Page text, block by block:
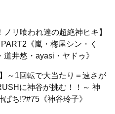
ノリ喰われ達の超絶神ヒキ】
《嵐・梅屋シン・く
道井悠・ayasi・ヤドゥ》
～1回転で大当たり＝速さが
に神谷が挑む！！～ 神
ち!?#75《神谷玲子》